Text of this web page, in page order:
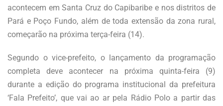
acontecem em Santa Cruz do Capibaribe e nos distritos de
Pará e Poço Fundo, além de toda extensão da zona rural,
começarão na próxima terça-feira (14).
Segundo o vice-prefeito, o lançamento da programação
completa deve acontecer na próxima quinta-feira (9)
durante a edição do programa institucional da prefeitura
‘Fala Prefeito’, que vai ao ar pela Rádio Polo a partir das